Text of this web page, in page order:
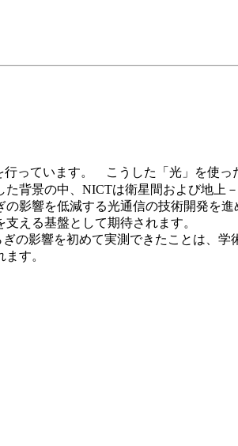
行っています。 こうした「光」を使っ
背景の中、NICTは衛星間および地上
の影響を低減する光通信の技術開発を
える基盤として期待されます。
の影響を初めて実測できたことは、学
す。